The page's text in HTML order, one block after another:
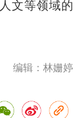
文等领域的
编辑：林姗婷